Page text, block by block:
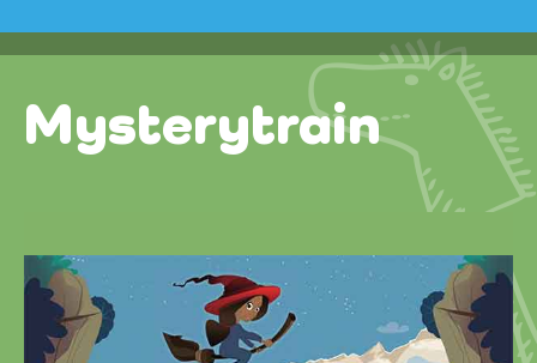
Mysterytrain